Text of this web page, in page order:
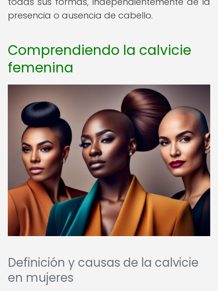
presencia o ausencia de cabello.
Comprendiendo la calvicie
femenina
Definición y causas de la calvicie
en mujeres